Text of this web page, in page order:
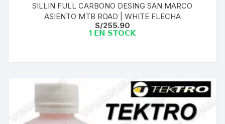
SILLIN FULL CARBONO DESING SAN MARCO
ASIENTO MTB ROAD | WHITE FLECHA
S/255.90
1 𝗘𝗡 𝗦𝗧𝗢𝗖𝗞